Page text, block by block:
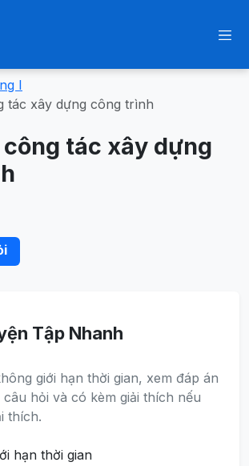
I
tác xây dựng công trình
công tác xây dựng
Tập Nhanh
giới hạn thời gian, xem đáp án
câu hỏi và có kèm giải thích nếu
thích.
hạn thời gian